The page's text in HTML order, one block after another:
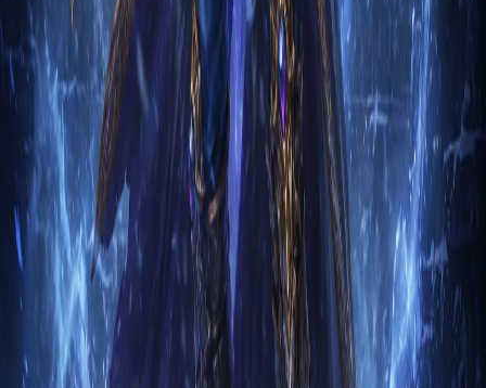
1. Вступление Чародей Шедевр Дельсира через
Энергетический вихрь в Diablo 3 — это класс, который
использует м…
Дека Жнец
м
Чародей
Гайд на Чародея: Шедевр Дельсира через
Морозную сферу
1. Вступление Чародей Шедевр Дельсира через Морозную
сферу в Diablo 3 — это класс, который использует магию